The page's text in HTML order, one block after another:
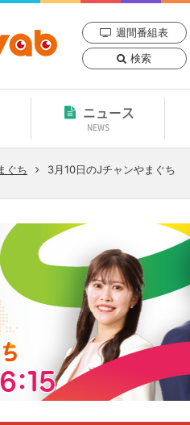
週間番組表
検索
ニュース
NEWS
ぐち 3月10日のJチャンやまぐち